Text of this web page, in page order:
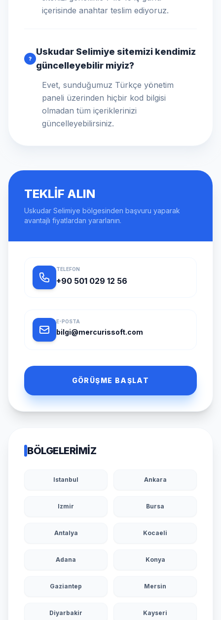
içerisinde anahtar teslim ediyoruz.
?
Uskudar Selimiye sitemizi kendimiz
güncelleyebilir miyiz?
Evet, sunduğumuz Türkçe yönetim
paneli üzerinden hiçbir kod bilgisi
olmadan tüm içeriklerinizi
güncelleyebilirsiniz.
TEKLIF ALIN
Uskudar Selimiye bölgesinden başvuru yaparak
avantajlı fiyatlardan yararlanın.
TELEFON
+90 501 029 12 56
E-POSTA
bilgi@mercurissoft.com
GÖRÜŞME BAŞLAT
BÖLGELERIMIZ
Istanbul Ankara
Izmir Bursa
Antalya Kocaeli
Adana Konya
Gaziantep Mersin
Diyarbakir Kayseri